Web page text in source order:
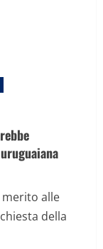
alle
della